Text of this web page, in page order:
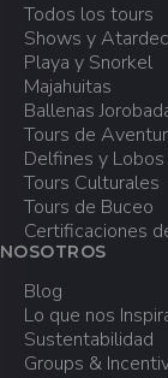
reservas
no se
Cambios
8413
(desde
Todos los tours
Shows y
Playa y Snorkel
Majahuitas
Ballenas
Tours de
Delfines y Lobos
Tours Culturales
Tours de Buceo
Certificaciones
NOSOTROS
Blog
Lo que nos
Sustentabilidad
Groups &